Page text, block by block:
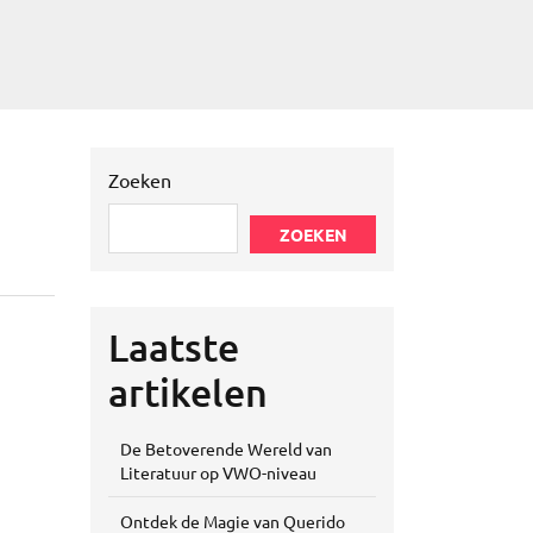
Zoeken
ZOEKEN
Laatste
artikelen
De Betoverende Wereld van
Literatuur op VWO-niveau
Ontdek de Magie van Querido